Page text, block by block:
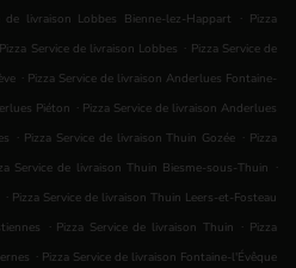
de livraison Lobbes Bienne-lez-Happart . Pizza
Pizza Service de livraison Lobbes . Pizza Service de
. Pizza Service de livraison Anderlues Fontaine-
Piéton . Pizza Service de livraison Anderlues
. Pizza Service de livraison Thuin Gozée . Pizza
Service de livraison Thuin Biesme-sous-Thuin .
. Pizza Service de livraison Thuin Leers-et-Fosteau
. Pizza Service de livraison Thuin . Pizza
. Pizza Service de livraison Fontaine-l'Évêque